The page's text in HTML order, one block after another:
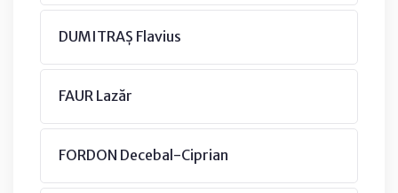
DUMITRAȘ Flavius
FAUR Lazăr
FORDON Decebal-Ciprian